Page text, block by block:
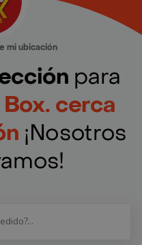
mi ubicación
para
cerca
¡Nosotros